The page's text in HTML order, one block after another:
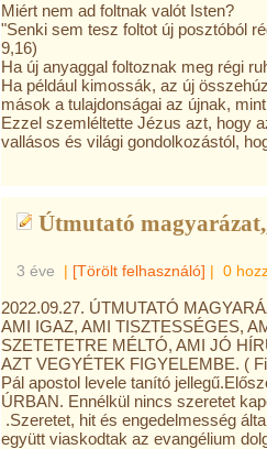
Miért nem ad foltnak valót Isten?
"Senki sem tesz foltot új posztóból
9,16)
Ha új anyaggal foltoznak meg régi
Ha például kimossák, az új
mások a tulajdonságai az újnak,
Ezzel szemléltette Jézus azt, hogy
vallásos és világi gondolkozástól,
Útmutató
3 éve | [Törölt felhasználó] | 0
2022.09.27. ÚTMUTATÓ
AMI IGAZ, AMI TISZTESSÉGES,
SZETETETRE MÉLTÓ, AMI JÓ
AZT VEGYÉTEK FIGYELEMBE. (
Pál apostol levele tanító
ÚRBAN. Ennélkül nincs
.Szeretet, hit és engedelmesség
együtt viaskodtak az evangélium